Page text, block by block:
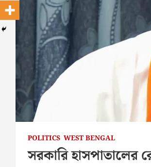
POLITICS WEST BENGAL
সরকারি হাসপাতালের